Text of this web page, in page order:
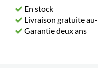
En stock
Livraison gratuite
Garantie deux ans